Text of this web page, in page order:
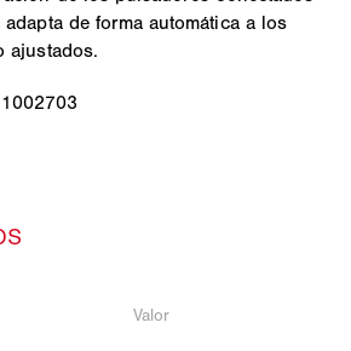
de forma automática a los
ajustados.
Valor